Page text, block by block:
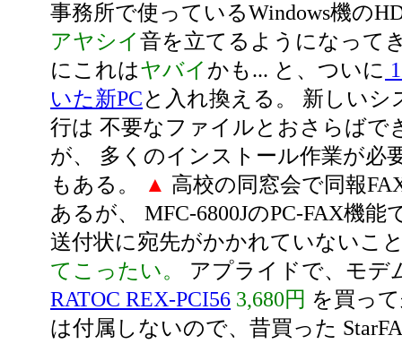
事務所で使っているWindows機の
アヤシイ音を立てるようになって
にこれはヤバイ かも... と、ついに
いた新PCと入れ換える。 新しいシ
行は 不要なファイルとおさらばで
が、 多くのインストール作業が必
もある。
▲ 高校の同窓会で同報
あるが、 MFC-6800JのPC-FAX機能
送付状に宛先がかかれていないこ
てこったい。
アプライドで、モデ
RATOC REX-PCI56 3,680円 を買っ
は付属しないので、昔買った